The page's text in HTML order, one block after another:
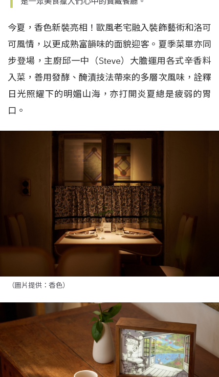
今夏，香色新裝亮相！歐風老宅融入裝飾藝術和洛可
可風情，以更成熟富韻味的面貌迎客。夏季菜單亦同
步登場，主廚邱一中（Steve）大膽運用各式辛香料
入菜，善用發酵、醃漬技法帶來的多層次風味，詮釋
日光照耀下的明媚山海，亦打開炎夏總是疲弱的胃
口。
（圖片提供：香色）